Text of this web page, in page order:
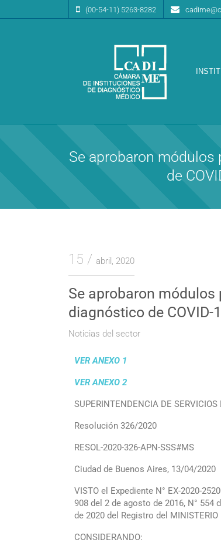
(00-54-11) 5263-8282
CA.DI.ME.
Cámara de Instituciones de
Se aprobaron
de
15 abril, 2020
Se aprobaron
diagnóstico de
Noticias del sector
VER ANEXO 1
VER ANEXO 2
SUPERINTENDENCIA DE SERVICIOS
Resolución 326/2020
RESOL-2020-326-APN-SSS#MS
Ciudad de Buenos Aires, 13/04/2020
VISTO el Expediente N° EX-2020-
908 del 2 de agosto de 2016, N° 554
de 2020 del Registro del MINISTERIO
CONSIDERANDO: